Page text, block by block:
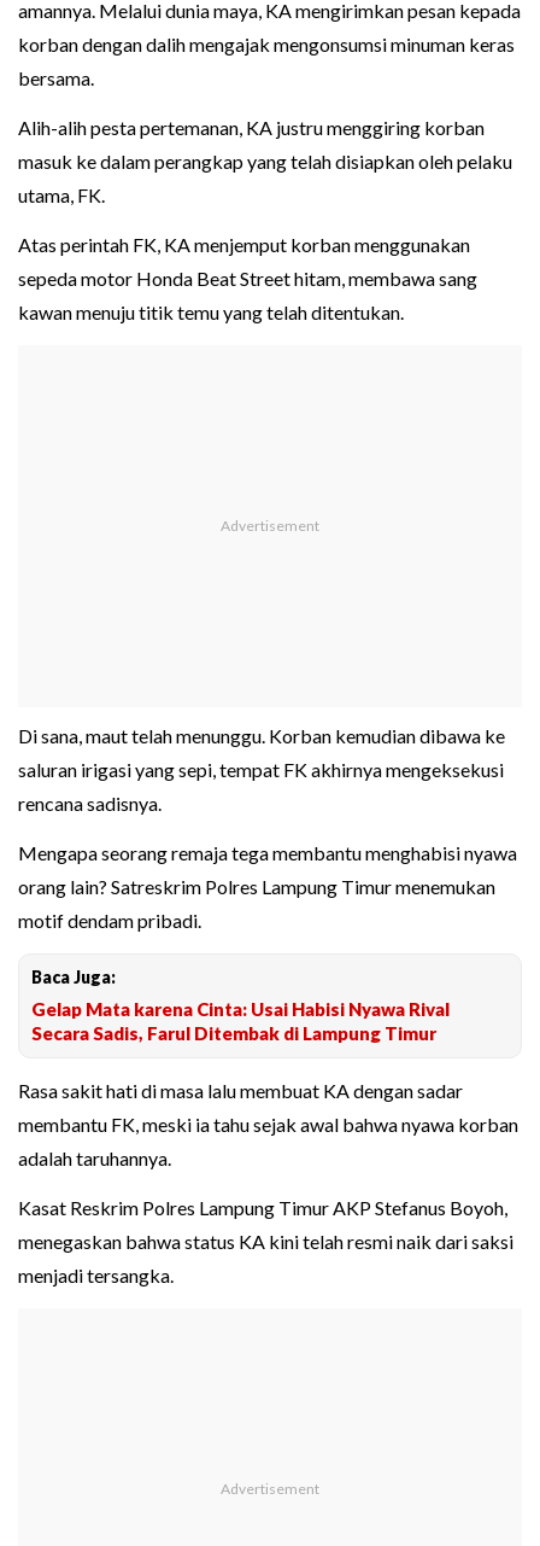
amannya. Melalui dunia maya, KA mengirimkan pesan kepada
korban dengan dalih mengajak mengonsumsi minuman keras
bersama.
Alih-alih pesta pertemanan, KA justru menggiring korban
masuk ke dalam perangkap yang telah disiapkan oleh pelaku
utama, FK.
Atas perintah FK, KA menjemput korban menggunakan
sepeda motor Honda Beat Street hitam, membawa sang
kawan menuju titik temu yang telah ditentukan.
Di sana, maut telah menunggu. Korban kemudian dibawa ke
saluran irigasi yang sepi, tempat FK akhirnya mengeksekusi
rencana sadisnya.
Mengapa seorang remaja tega membantu menghabisi nyawa
orang lain? Satreskrim Polres Lampung Timur menemukan
motif dendam pribadi.
Baca Juga:
Gelap Mata karena Cinta: Usai Habisi Nyawa Rival
Secara Sadis, Farul Ditembak di Lampung Timur
Rasa sakit hati di masa lalu membuat KA dengan sadar
membantu FK, meski ia tahu sejak awal bahwa nyawa korban
adalah taruhannya.
Kasat Reskrim Polres Lampung Timur AKP Stefanus Boyoh,
menegaskan bahwa status KA kini telah resmi naik dari saksi
menjadi tersangka.